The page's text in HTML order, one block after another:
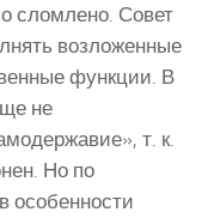
сломлено. Совет
возложенные
функции. В
не
т. к.
Но по
особенности